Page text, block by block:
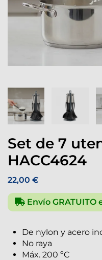
Set de 7
HACC4624
22,00 €
Envío GRATUITO
De nylon y acero
No raya
Máx. 200 ºC